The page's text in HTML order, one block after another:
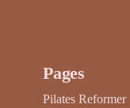
Pages
Pilates Reformer